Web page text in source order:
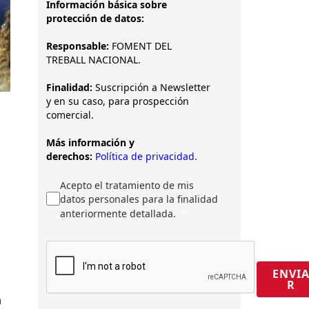
Información básica sobre
protección de datos:
Responsable: FOMENT DEL
TREBALL NACIONAL.
Finalidad: Suscripción a Newsletter
y en su caso, para prospección
comercial.
Más información y
derechos: Política de privacidad.
Acepto el tratamiento de mis
datos personales para la finalidad
anteriormente detallada.
ENVIA
R